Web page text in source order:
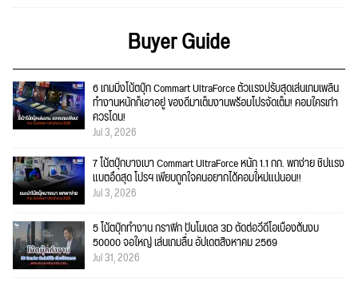
Buyer Guide
6 เกมมิ่งโน้ตบุ๊ก Commart UltraForce ตัวแรงปรับสุดเล่นเกมเพลิน
ทำงานหนักก็เอาอยู่ ของดีมาเต็มงานพร้อมโปรจัดเต็ม! คอมใครเก่า
ควรโดน!
Jul 3, 2026
7 โน้ตบุ๊กบางเบา Commart UltraForce หนัก 1.1 กก. พกง่าย ชิปแรง
แบตอึดสุด โปรฯ เพียบถูกใจคนอยากได้คอมใ่หม่แน่นอน!!
Jul 3, 2026
5 โน้ตบุ๊กทำงาน กราฟิก ปั้นโมเดล 3D ตัดต่อวีดีโอเบื้องต้นงบ
50000 จอใหญ่ เล่นเกมลื่น อัปเดตสิงหาคม 2569
Jul 31, 2026